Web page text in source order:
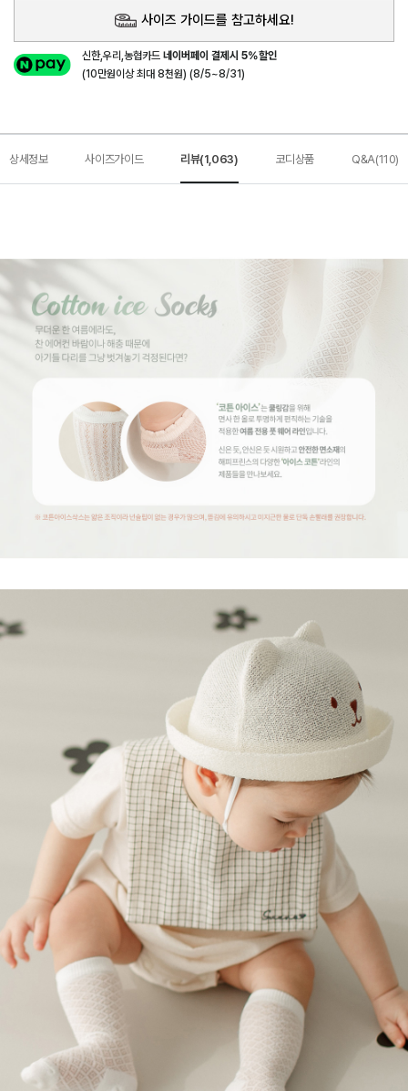
사이즈 가이드를 참고하세요!
신한,우리,농협카드네이버페이 결제시 5%할인
(10만원이상 최대 8천원) (8/5~8/31)
상세정보 사이즈가이드 리뷰(1,063) 코디상품 Q&A(110)